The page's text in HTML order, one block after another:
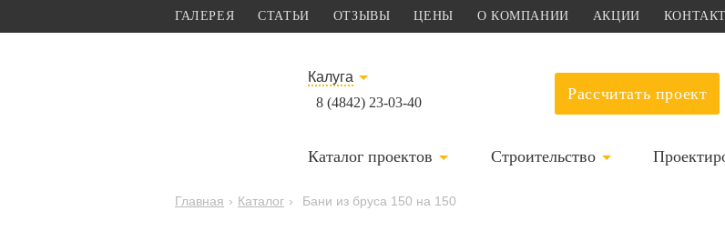
ГАЛЕРЕЯ СТАТЬИ ОТЗЫВЫ ЦЕНЫ О КОМПАНИИ АКЦИИ
Калуга
8 (4842) 23-03-40
Рассчитать проект
Каталог проектов Строительство
Главная › Каталог › Бани из бруса 150 на 150